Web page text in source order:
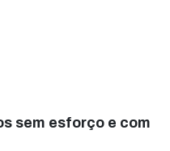
sem esforço e com